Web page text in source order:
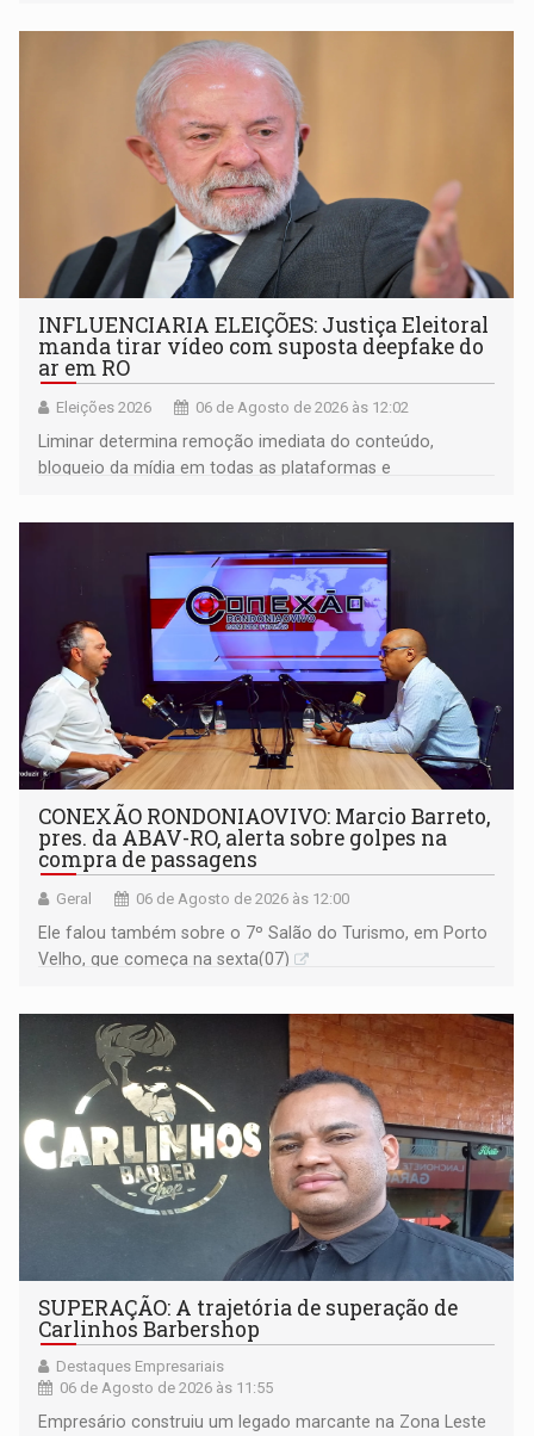
ligação do suspeito com um deputado federal do União
Brasil por Rondônia
INFLUENCIARIA ELEIÇÕES: Justiça Eleitoral
manda tirar vídeo com suposta deepfake do
ar em RO
Eleições 2026 06 de Agosto de 2026 às 12:02
Liminar determina remoção imediata do conteúdo,
bloqueio da mídia em todas as plataformas e
CONEXÃO RONDONIAOVIVO: Marcio Barreto,
pres. da ABAV-RO, alerta sobre golpes na
compra de passagens
Geral 06 de Agosto de 2026 às 12:00
Ele falou também sobre o 7º Salão do Turismo, em Porto
Velho, que começa na sexta(07)
SUPERAÇÃO: A trajetória de superação de
Carlinhos Barbershop
Destaques Empresariais
06 de Agosto de 2026 às 11:55
Empresário construiu um legado marcante na Zona Leste